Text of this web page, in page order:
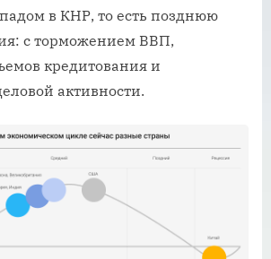
в КНР, то есть позднюю
с торможением ВВП,
кредитования и
активности.